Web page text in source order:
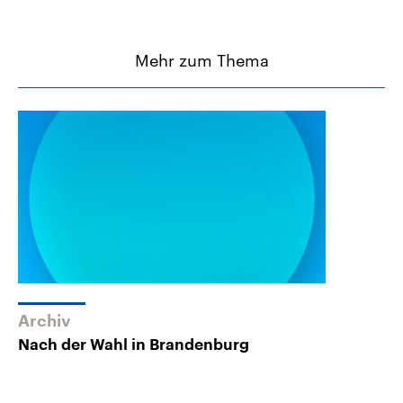
Mehr zum Thema
Archiv
Nach der Wahl in Brandenburg